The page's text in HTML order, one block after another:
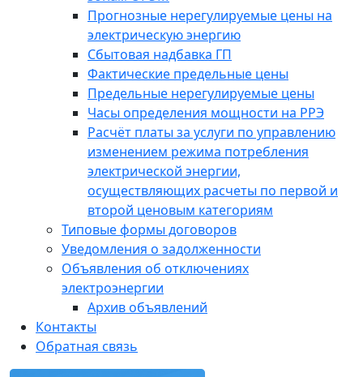
Прогнозные нерегулируемые цены на
электрическую энергию
Сбытовая надбавка ГП
Фактические предельные цены
Предельные нерегулируемые цены
Часы определения мощности на РРЭ
Расчёт платы за услуги по управлению
изменением режима потребления
электрической энергии,
осуществляющих расчеты по первой и
второй ценовым категориям
Типовые формы договоров
Уведомления о задолженности
Объявления об отключениях
электроэнергии
Архив объявлений
Контакты
Обратная связь